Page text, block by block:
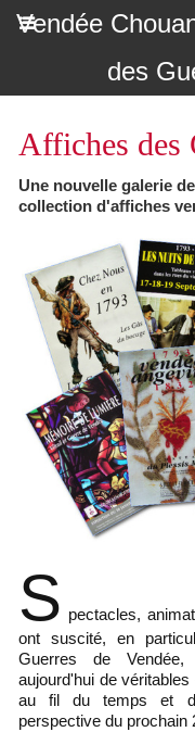
Vendée
des
Affiches des
Une nouvelle galerie
collection d'affiches
S pectacles,
ont suscité, en
Guerres de
aujourd'hui de véritables
au fil du temps et
perspective du